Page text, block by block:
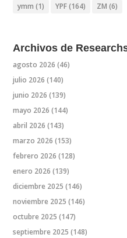
ymm (1) YPF(164) ZM (6)
Archivos de
agosto 2026 (46)
julio 2026 (140)
junio 2026 (139)
mayo 2026 (144)
abril 2026 (143)
marzo 2026 (153)
febrero 2026 (128)
enero 2026 (139)
diciembre 2025 (146)
noviembre 2025 (146)
octubre 2025 (147)
septiembre 2025 (148)